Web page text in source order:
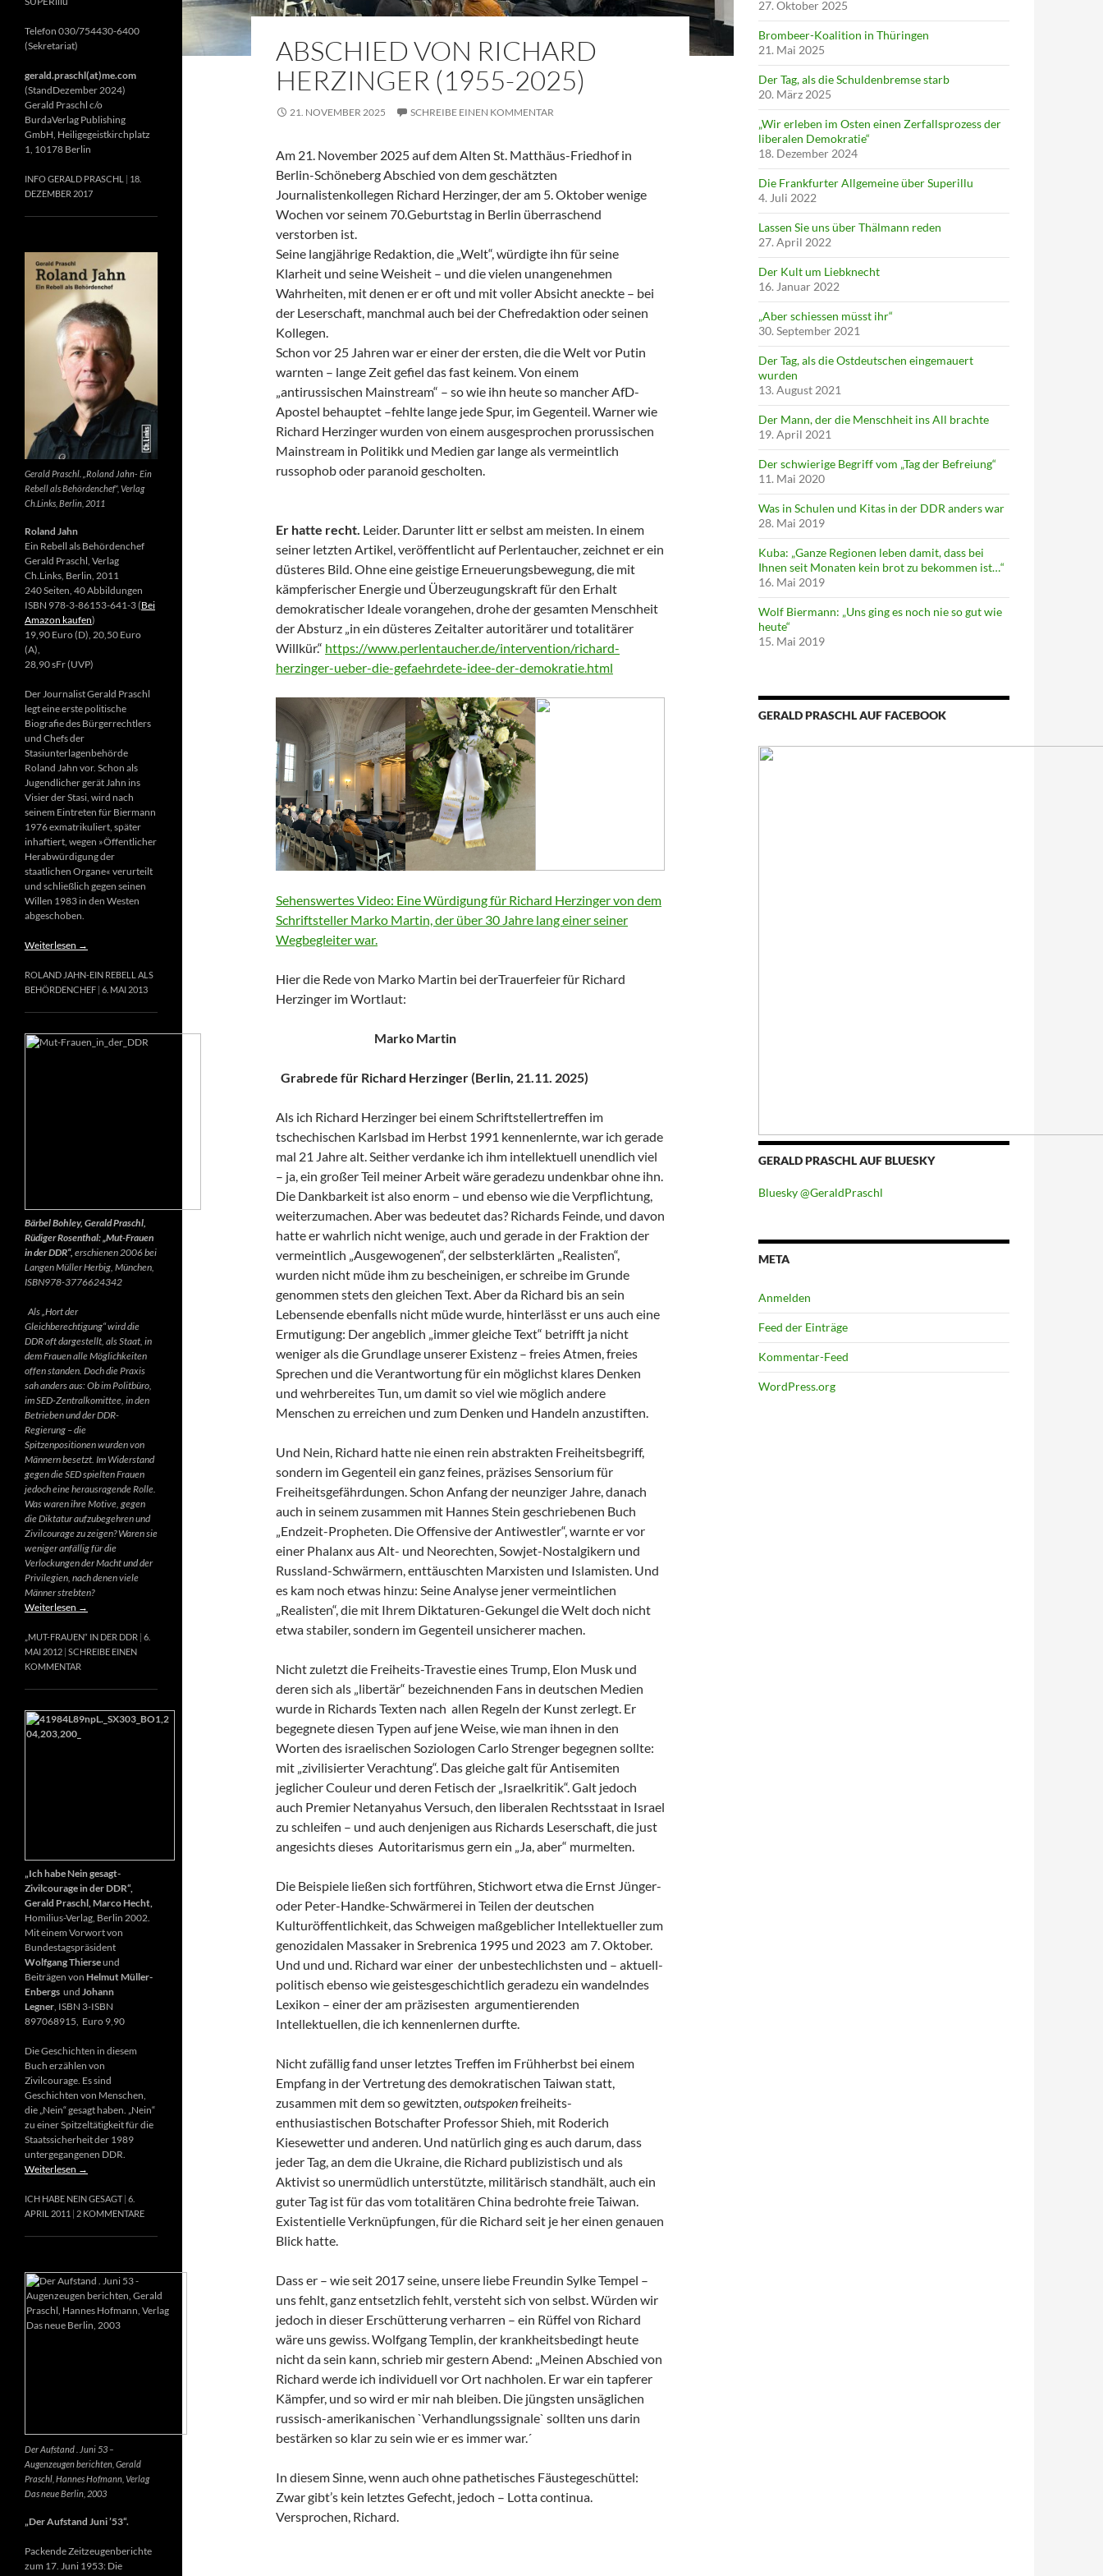
ABSCHIED VON RICHARD
HERZINGER (1955-2025)
21. NOVEMBER 2025 SCHREIBE EINEN KOMMENTAR
Am 21. November 2025 auf dem Alten St. Matthäus-Friedhof in
Berlin-Schöneberg Abschied von dem geschätzten
Journalistenkollegen Richard Herzinger, der am 5. Oktober wenige
Wochen vor seinem 70.Geburtstag in Berlin überraschend
verstorben ist.
Seine langjährige Redaktion, die „Welt“, würdigte ihn für seine
Klarheit und seine Weisheit – und die vielen unangenehmen
Wahrheiten, mit denen er er oft und mit voller Absicht aneckte – bei
der Leserschaft, manchmal auch bei der Chefredaktion oder seinen
Kollegen.
Schon vor 25 Jahren war er einer der ersten, die die Welt vor Putin
warnten – lange Zeit gefiel das fast keinem. Von einem
„antirussischen Mainstream“ – so wie ihn heute so mancher AfD-
Apostel behauptet –fehlte lange jede Spur, im Gegenteil. Warner wie
Richard Herzinger wurden von einem ausgesprochen prorussischen
Mainstream in Politikk und Medien gar lange als vermeintlich
russophob oder paranoid gescholten.
Er hatte recht. Leider. Darunter litt er selbst am meisten. In einem
seiner letzten Artikel, veröffentlicht auf Perlentaucher, zeichnet er ein
düsteres Bild. Ohne eine geistige Erneuerungsbewegung, die mit
kämpferischer Energie und Überzeugungskraft für den Erhalt
demokratischer Ideale vorangehen, drohe der gesamten Menschheit
der Absturz „in ein düsteres Zeitalter autoritärer und totalitärer
Willkür.“ https://www.perlentaucher.de/intervention/richard-
herzinger-ueber-die-gefaehrdete-idee-der-demokratie.html
Sehenswertes Video: Eine Würdigung für Richard Herzinger von dem
Schriftsteller Marko Martin, der über 30 Jahre lang einer seiner
Wegbegleiter war.
Hier die Rede von Marko Martin bei derTrauerfeier für Richard
Herzinger im Wortlaut:
Marko Martin
Grabrede für Richard Herzinger (Berlin, 21.11. 2025)
Als ich Richard Herzinger bei einem Schriftstellertreffen im
tschechischen Karlsbad im Herbst 1991 kennenlernte, war ich gerade
mal 21 Jahre alt. Seither verdanke ich ihm intellektuell unendlich viel
– ja, ein großer Teil meiner Arbeit wäre geradezu undenkbar ohne ihn.
Die Dankbarkeit ist also enorm – und ebenso wie die Verpflichtung,
weiterzumachen. Aber was bedeutet das? Richards Feinde, und davon
hatte er wahrlich nicht wenige, auch und gerade in der Fraktion der
vermeintlich „Ausgewogenen“, der selbsterklärten „Realisten“,
wurden nicht müde ihm zu bescheinigen, er schreibe im Grunde
genommen stets den gleichen Text. Aber da Richard bis an sein
Lebensende ebenfalls nicht müde wurde, hinterlässt er uns auch eine
Ermutigung: Der angeblich „immer gleiche Text“ betrifft ja nicht
weniger als die Grundlage unserer Existenz – freies Atmen, freies
Sprechen und die Verantwortung für ein möglichst klares Denken
und wehrbereites Tun, um damit so viel wie möglich andere
Menschen zu erreichen und zum Denken und Handeln anzustiften.
Und Nein, Richard hatte nie einen rein abstrakten Freiheitsbegriff,
sondern im Gegenteil ein ganz feines, präzises Sensorium für
Freiheitsgefährdungen. Schon Anfang der neunziger Jahre, danach
auch in seinem zusammen mit Hannes Stein geschriebenen Buch
„Endzeit-Propheten. Die Offensive der Antiwestler“, warnte er vor
einer Phalanx aus Alt- und Neorechten, Sowjet-Nostalgikern und
Russland-Schwärmern, enttäuschten Marxisten und Islamisten. Und
es kam noch etwas hinzu: Seine Analyse jener vermeintlichen
„Realisten“, die mit Ihrem Diktaturen-Gekungel die Welt doch nicht
etwa stabiler, sondern im Gegenteil unsicherer machen.
Nicht zuletzt die Freiheits-Travestie eines Trump, Elon Musk und
deren sich als „libertär“ bezeichnenden Fans in deutschen Medien
wurde in Richards Texten nach allen Regeln der Kunst zerlegt. Er
begegnete diesen Typen auf jene Weise, wie man ihnen in den
Worten des israelischen Soziologen Carlo Strenger begegnen sollte:
mit „zivilisierter Verachtung“. Das gleiche galt für Antisemiten
jeglicher Couleur und deren Fetisch der „Israelkritik“. Galt jedoch
auch Premier Netanyahus Versuch, den liberalen Rechtsstaat in Israel
zu schleifen – und auch denjenigen aus Richards Leserschaft, die just
angesichts dieses Autoritarismus gern ein „Ja, aber“ murmelten.
Die Beispiele ließen sich fortführen, Stichwort etwa die Ernst Jünger-
oder Peter-Handke-Schwärmerei in Teilen der deutschen
Kulturöffentlichkeit, das Schweigen maßgeblicher Intellektueller zum
genozidalen Massaker in Srebrenica 1995 und 2023 am 7. Oktober.
Und und und. Richard war einer der unbestechlichsten und – aktuell-
politisch ebenso wie geistesgeschichtlich geradezu ein wandelndes
Lexikon – einer der am präzisesten argumentierenden
Intellektuellen, die ich kennenlernen durfte.
Nicht zufällig fand unser letztes Treffen im Frühherbst bei einem
Empfang in der Vertretung des demokratischen Taiwan statt,
zusammen mit dem so gewitzten, outspokenfreiheits-
enthusiastischen Botschafter Professor Shieh, mit Roderich
Kiesewetter und anderen. Und natürlich ging es auch darum, dass
jeder Tag, an dem die Ukraine, die Richard publizistisch und als
Aktivist so unermüdlich unterstützte, militärisch standhält, auch ein
guter Tag ist für das vom totalitären China bedrohte freie Taiwan.
Existentielle Verknüpfungen, für die Richard seit je her einen genauen
Blick hatte.
Dass er – wie seit 2017 seine, unsere liebe Freundin Sylke Tempel –
uns fehlt, ganz entsetzlich fehlt, versteht sich von selbst. Würden wir
jedoch in dieser Erschütterung verharren – ein Rüffel von Richard
wäre uns gewiss. Wolfgang Templin, der krankheitsbedingt heute
nicht da sein kann, schrieb mir gestern Abend: „Meinen Abschied von
Richard werde ich individuell vor Ort nachholen. Er war ein tapferer
Kämpfer, und so wird er mir nah bleiben. Die jüngsten unsäglichen
russisch-amerikanischen `Verhandlungssignale` sollten uns darin
bestärken so klar zu sein wie er es immer war.´
In diesem Sinne, wenn auch ohne pathetisches Fäustegeschüttel:
Zwar gibt’s kein letztes Gefecht, jedoch – Lotta continua.
Versprochen, Richard.
27. Oktober 2025
Brombeer-Koalition in Thüringen
21. Mai 2025
Der Tag, als die Schuldenbremse starb
20. März 2025
„Wir erleben im Osten einen Zerfallsprozess der
liberalen Demokratie“
18. Dezember 2024
Die Frankfurter Allgemeine über Superillu
4. Juli 2022
Lassen Sie uns über Thälmann reden
27. April 2022
Der Kult um Liebknecht
16. Januar 2022
„Aber schiessen müsst ihr“
30. September 2021
Der Tag, als die Ostdeutschen eingemauert
wurden
13. August 2021
Der Mann, der die Menschheit ins All brachte
19. April 2021
Der schwierige Begriff vom „Tag der Befreiung“
11. Mai 2020
Was in Schulen und Kitas in der DDR anders war
28. Mai 2019
Kuba: „Ganze Regionen leben damit, dass bei
Ihnen seit Monaten kein brot zu bekommen ist…“
16. Mai 2019
Wolf Biermann: „Uns ging es noch nie so gut wie
heute“
15. Mai 2019
GERALD PRASCHL AUF FACEBOOK
GERALD PRASCHL AUF BLUESKY
Bluesky @GeraldPraschl
META
Anmelden
Feed der Einträge
Kommentar-Feed
WordPress.org
Telefon 030/754430-6400
(Sekretariat)
gerald.praschl(at)me.com
(StandDezember 2024)
Gerald Praschl c/o
BurdaVerlag Publishing
GmbH, Heiligegeistkirchplatz
1, 10178 Berlin
INFO GERALD PRASCHL
18.
DEZEMBER 2017
Gerald Praschl. „Roland Jahn- Ein
Rebell als Behördenchef“, Verlag
Ch.Links, Berlin, 2011
Roland Jahn
Ein Rebell als Behördenchef
Gerald Praschl, Verlag
Ch.Links, Berlin, 2011
240 Seiten, 40 Abbildungen
ISBN 978-3-86153-641-3 (Bei
Amazon kaufen)
19,90 Euro (D), 20,50 Euro
(A),
28,90 sFr (UVP)
Der Journalist Gerald Praschl
legt eine erste politische
Biografie des Bürgerrechtlers
und Chefs der
Stasiunterlagenbehörde
Roland Jahn vor. Schon als
Jugendlicher gerät Jahn ins
Visier der Stasi, wird nach
seinem Eintreten für Biermann
1976 exmatrikuliert, später
inhaftiert, wegen »Öffentlicher
Herabwürdigung der
staatlichen Organe« verurteilt
und schließlich gegen seinen
Willen 1983 in den Westen
abgeschoben.
Weiterlesen →
ROLAND JAHN-EIN REBELL ALS
BEHÖRDENCHEF 6. MAI 2013
Bärbel Bohley, Gerald Praschl,
Rüdiger Rosenthal: „Mut-Frauen
in der DDR“, erschienen 2006 bei
Langen Müller Herbig, München,
ISBN978-3776624342
Als „Hort der
Gleichberechtigung“ wird die
DDR oft dargestellt, als Staat, in
dem Frauen alle Möglichkeiten
offen standen. Doch die Praxis
sah anders aus: Ob im Politbüro,
im SED-Zentralkomittee, in den
Betrieben und der DDR-
Regierung – die
Spitzenpositionen wurden von
Männern besetzt. Im Widerstand
gegen die SED spielten Frauen
jedoch eine herausragende Rolle.
Was waren ihre Motive, gegen
die Diktatur aufzubegehren und
Zivilcourage zu zeigen? Waren sie
weniger anfällig für die
Verlockungen der Macht und der
Privilegien, nach denen viele
Männer strebten?
Weiterlesen →
„MUT-FRAUEN“ IN DER DDR 6.
MAI 2012 SCHREIBE EINEN
KOMMENTAR
„Ich habe Nein gesagt-
Zivilcourage in der DDR“,
Gerald Praschl, Marco Hecht,
Homilius-Verlag, Berlin 2002.
Mit einem Vorwort von
Bundestagspräsident
Wolfgang Thierseund
Beiträgen von Helmut Müller-
Enbergs und Johann
Legner , ISBN 3-ISBN
897068915, Euro 9,90
Die Geschichten in diesem
Buch erzählen von
Zivilcourage. Es sind
Geschichten von Menschen,
die „Nein“ gesagt haben. „Nein“
zu einer Spitzeltätigkeit für die
Staatssicherheit der 1989
untergegangenen DDR.
Weiterlesen →
ICH HABE NEIN GESAGT 6.
APRIL 2011
2 KOMMENTARE
Der Aufstand . Juni 53 –
Augenzeugen berichten, Gerald
Praschl, Hannes Hofmann, Verlag
Das neue Berlin, 2003
„Der Aufstand Juni ’53“.
Packende Zeitzeugenberichte
zum 17. Juni 1953: Die